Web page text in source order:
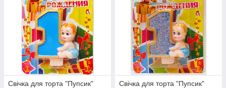
Свічка для торта "Пупсик"
Свічка для торта "Пупсик"